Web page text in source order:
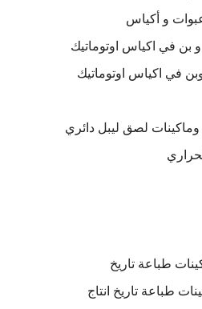
و أكياس
بن في اكياس اوتوماتيك
في اكياس اوتوماتيك
لصق ليبل دائري
طباعة تاريخ
طباعة تاريخ انتاج